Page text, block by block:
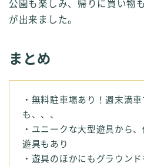
公園も楽しみ、帰りに買い物
が出来ました。
まとめ
・無料駐車場あり！週末満
も、、、
・ユニークな大型遊具から
遊具もあり
・遊具のほかにもグラウン